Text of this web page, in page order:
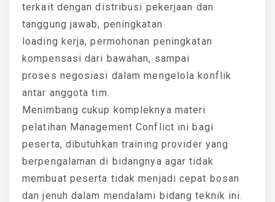
terkait dengan distribusi pekerjaan dan
tanggung jawab, peningkatan
loading kerja, permohonan peningkatan
kompensasi dari bawahan, sampai
proses negosiasi dalam mengelola konflik
antar anggota tim.
Menimbang cukup kompleknya materi
pelatihan Management Conflict ini bagi
peserta, dibutuhkan training provider yang
berpengalaman di bidangnya agar tidak
membuat peserta tidak menjadi cepat bosan
dan jenuh dalam mendalami bidang teknik ini.